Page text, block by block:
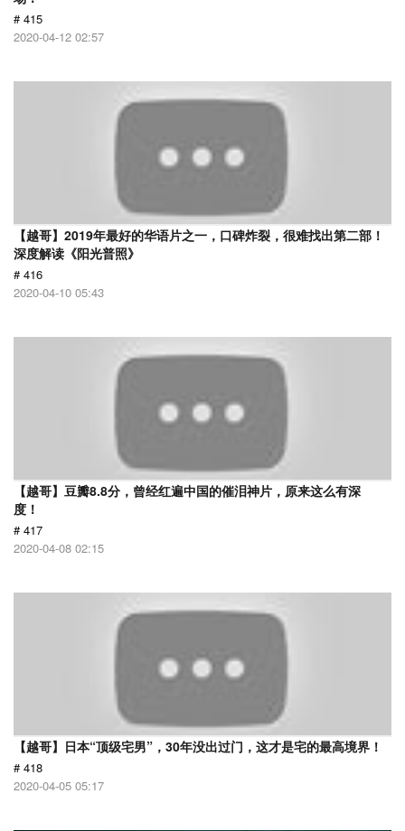
# 415
2020-04-12 02:57
【越哥】2019年最好的华语片之一，口碑炸裂，很难找出第二部！
深度解读《阳光普照》
# 416
2020-04-10 05:43
【越哥】豆瓣8.8分，曾经红遍中国的催泪神片，原来这么有深
度！
# 417
2020-04-08 02:15
【越哥】日本“顶级宅男”，30年没出过门，这才是宅的最高境界！
# 418
2020-04-05 05:17